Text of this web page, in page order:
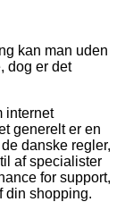
kan man uden
dog er det
internet
generelt er en
danske regler,
af specialister
for support,
din shopping.